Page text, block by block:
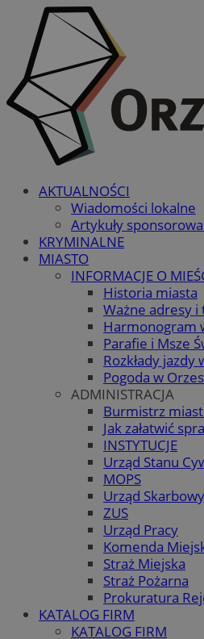
AKTUALNOŚCI
Wiadomości lokalne
Artykuły
KRYMINALNE
MIASTO
INFORMACJE O
Historia miasta
Ważne adresy
Harmonogram
Parafie i Msze
Rozkłady jazdy
Pogoda w
ADMINISTRACJA
Burmistrz
Jak załatwić
INSTYTUCJE
Urząd Stanu
MOPS
Urząd Skarbowy
ZUS
Urząd Pracy
Komenda
Straż Miejska
Straż Pożarna
Prokuratura
KATALOG FIRM
KATALOG FIRM